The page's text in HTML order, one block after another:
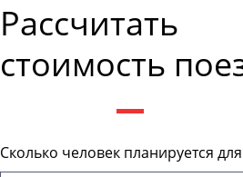
Рассчитать
стоимость
Сколько человек планируется